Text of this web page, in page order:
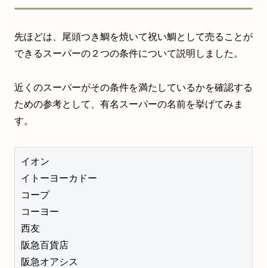
先ほどは、尾頭つき鯛を焼いて祝い鯛として売ることが
できるスーパーの２つの条件について説明しました。
近くのスーパーがその条件を満たしているかを確認する
ための参考として、有名スーパーの名前を挙げてみま
す。
イオン
イトーヨーカドー
コープ
コーヨー
西友
阪急百貨店
阪急オアシス